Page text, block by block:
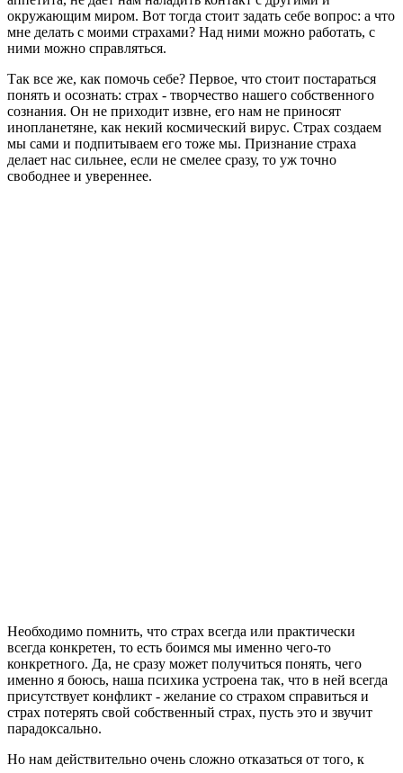
окружающим миром. Вот тогда стоит задать себе вопрос: а что
мне делать с моими страхами? Над ними можно работать, с
ними можно справляться.
Так все же, как помочь себе? Первое, что стоит постараться
понять и осознать: страх - творчество нашего собственного
сознания. Он не приходит извне, его нам не приносят
инопланетяне, как некий космический вирус. Страх создаем
мы сами и подпитываем его тоже мы. Признание страха
делает нас сильнее, если не смелее сразу, то уж точно
свободнее и увереннее.
Необходимо помнить, что страх всегда или практически
всегда конкретен, то есть боимся мы именно чего-то
конкретного. Да, не сразу может получиться понять, чего
именно я боюсь, наша психика устроена так, что в ней всегда
присутствует конфликт - желание со страхом справиться и
страх потерять свой собственный страх, пусть это и звучит
парадоксально.
Но нам действительно очень сложно отказаться от того, к